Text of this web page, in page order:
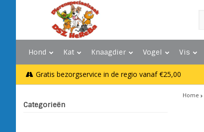
Hond Kat Knaagdier Vogel Vis
Gratis bezorgservice in de regio vanaf €25,00
Categorieën
Home